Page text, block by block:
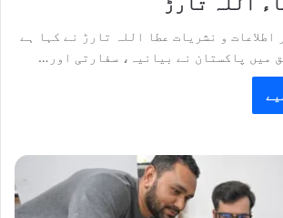
اطلاعات و نشریات عطا اللہ تارڑ نے کہا ہے
میں پاکستان نے بیانیہ، سفارتی اور…